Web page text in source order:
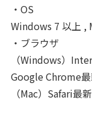
・OS
Windows 7 以上 ,
・ブラウザ
（Windows）
Google Chrome
（Mac）Safari最